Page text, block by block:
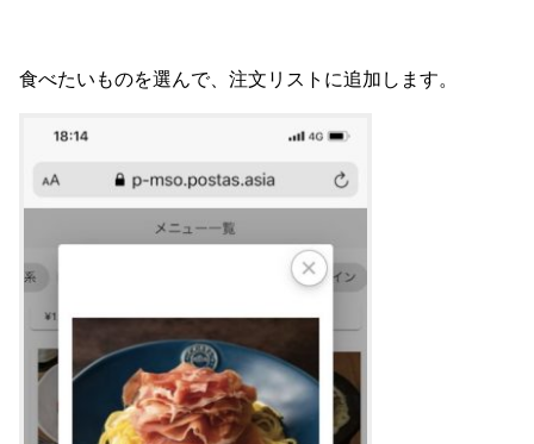
食べたいものを選んで、注文リストに追加します。